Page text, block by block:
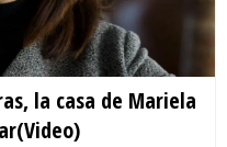
la casa de Mariela